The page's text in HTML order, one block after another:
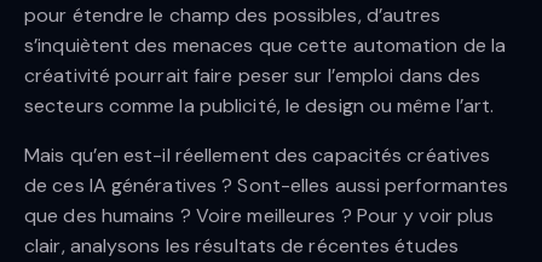
pour étendre le champ des possibles, d’autres
s’inquiètent des menaces que cette automation de la
créativité pourrait faire peser sur l’emploi dans des
secteurs comme la publicité, le design ou même l’art.
Mais qu’en est-il réellement des capacités créatives
de ces IA génératives ? Sont-elles aussi performantes
que des humains ? Voire meilleures ? Pour y voir plus
clair, analysons les résultats de récentes études